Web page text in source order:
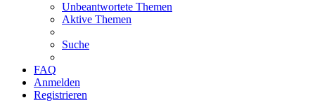
Unbeantwortete Themen
Aktive Themen
Suche
FAQ
Anmelden
Registrieren